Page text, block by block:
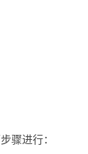
骤进行：